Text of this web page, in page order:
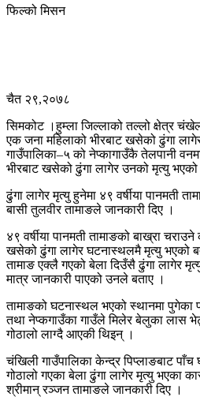
फिल्को मिसन
चैत २९,२०७८
सिमकोट ।हुम्ला जिल्लाको तल्लो क्षेत्र
एक जना महिलाको भीरबाट खसेको ढुंगा
गाउँपालिका–५ को नेप्कागाउँकै तेलपानी
भीरबाट खसेको ढुंगा लागेर उनको मृत्यु भएको
ढुंगा लागेर मृत्यु हुनेमा ४९ वर्षीया पानमती
बासी तुलवीर तामाङले जानकारी दिए ।
४९ वर्षीया पानमती तामाङको बाख्रा
खसेको ढुंगा लागेर घटनास्थलमै मृत्यु भएको
तामाङ एक्लै गएको बेला दिउँसै ढुंगा लागेर
मात्र जानकारी पाएको उनले बताए ।
तामाङको घटनास्थल भएको स्थानमा
तथा नेप्कगाउँका गाउँले मिलेर बेलुका लास
गोठालो लाग्दै आएकी थिइन् ।
चंखिली गाउँपालिका केन्द्र पिप्लाङबाट पाँच
गोठालो गएका बेला ढुंगा लागेर मृत्यु भएका
श्रीमान् रञ्जन तामाङले जानकारी दिए ।